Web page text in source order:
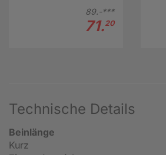
89.-***
71.20
Technische Details
Beinlänge
Kurz